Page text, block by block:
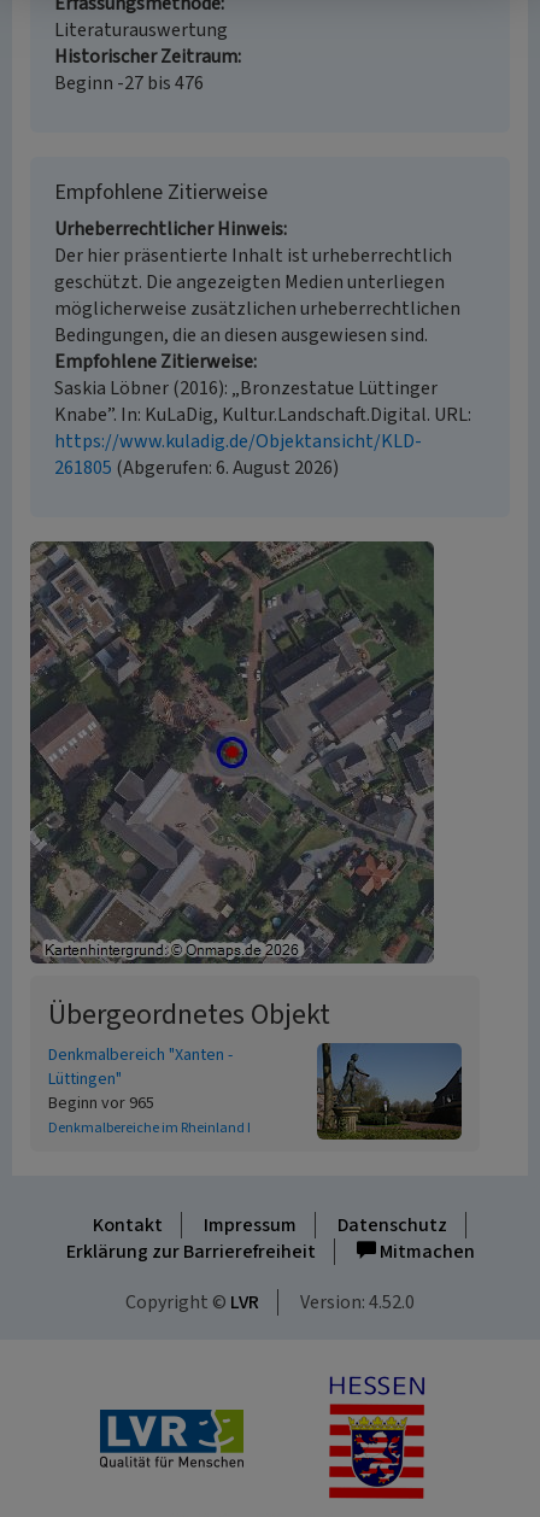
Literaturauswertung
Historischer Zeitraum
Beginn -27 bis 476
Empfohlene Zitierweise
Urheberrechtlicher Hinweis
Der hier präsentierte Inhalt ist urheberrechtlich
geschützt. Die angezeigten Medien unterliegen
möglicherweise zusätzlichen urheberrechtlichen
Bedingungen, die an diesen ausgewiesen sind.
Empfohlene Zitierweise
Saskia Löbner (2016): „Bronzestatue Lüttinger
Knabe”. In: KuLaDig, Kultur.Landschaft.Digital. URL:
https://www.kuladig.de/Objektansicht/KLD-
261805 (Abgerufen: 6. August 2026)
Übergeordnetes Objekt
Denkmalbereich "Xanten -
Lüttingen"
Beginn vor 965
Denkmalbereiche im Rheinland I
Kontakt Impressum
Datenschutz
Erklärung zur Barrierefreiheit
Mitmachen
Copyright © LVR Version: 4.52.0